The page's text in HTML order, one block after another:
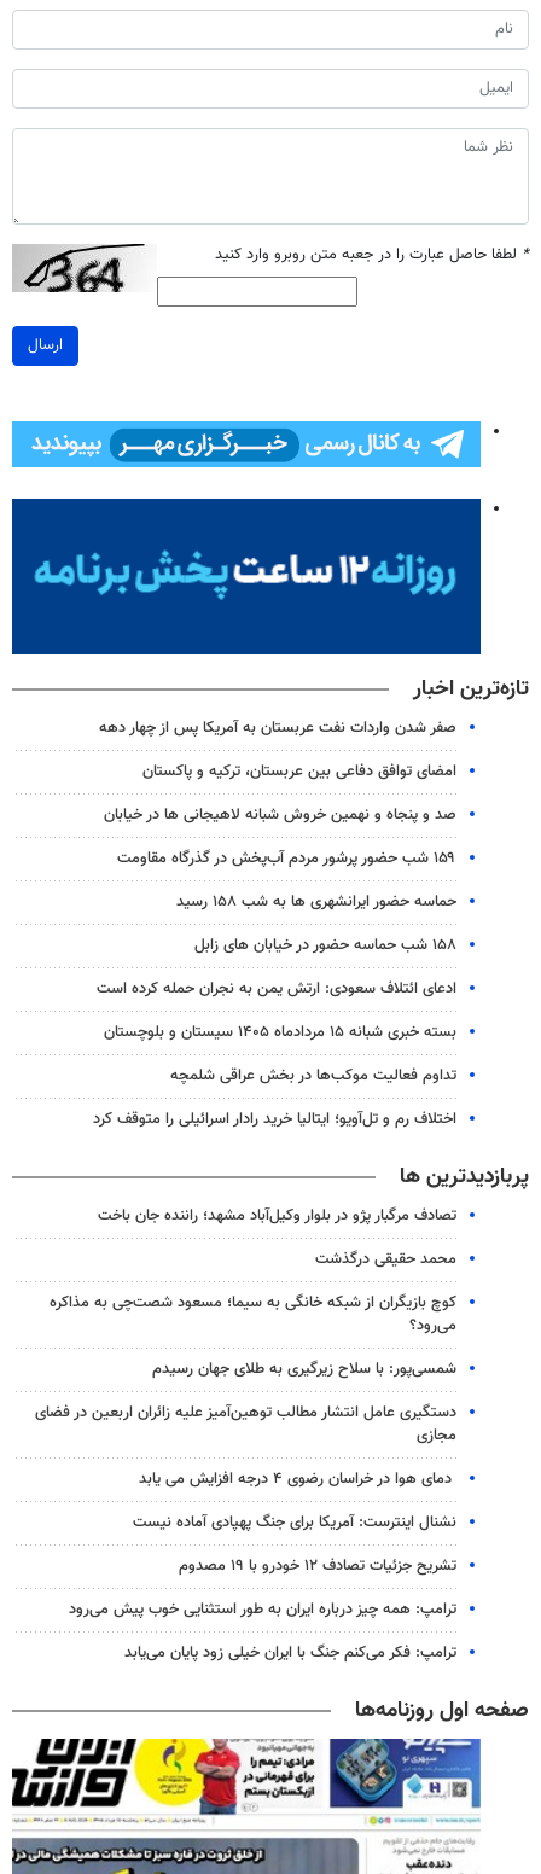
* لطفا حاصل عبارت را در جعبه متن روبرو وارد کنید
ارسال
تازه‌ترین اخبار
صفر شدن واردات نفت عربستان به آمریکا پس از چهار دهه
امضای توافق دفاعی بین عربستان، ترکیه و پاکستان
صد و پنجاه و نهمین خروش شبانه لاهیجانی ها در خیابان
۱۵۹ شب حضور پرشور مردم آب‌پخش در گذرگاه مقاومت
حماسه حضور ایرانشهری ها به شب ۱۵۸ رسید
۱۵۸ شب حماسه حضور در خیابان های زابل
ادعای ائتلاف سعودی: ارتش یمن به نجران حمله کرده است
بسته خبری شبانه ۱۵ مردادماه ۱۴۰۵ سیستان و بلوچستان
تداوم فعالیت موکب‌ها در بخش عراقی شلمچه
اختلاف رم و تل‌آویو؛ ایتالیا خرید رادار اسرائیلی را متوقف کرد
پربازدیدترین ها
تصادف مرگبار پژو در بلوار وکیل‌آباد مشهد؛ راننده جان باخت
محمد حقیقی درگذشت
کوچ بازیگران از شبکه خانگی به سیما؛ مسعود شصت‌چی به مذاکره
می‌رود؟
شمسی‌پور: با سلاح زیرگیری به طلای جهان رسیدم
دستگیری عامل انتشار مطالب توهین‌آمیز علیه زائران اربعین در فضای
مجازی
دمای هوا در خراسان رضوی ۴ درجه افزایش می یابد
نشنال اینترست: آمریکا برای جنگ پهپادی آماده نیست
تشریح جزئیات تصادف ۱۲ خودرو با ۱۹ مصدوم
ترامپ: همه چیز درباره ایران به طور استثنایی خوب پیش می‌رود
ترامپ: فکر می‌کنم جنگ با ایران خیلی زود پایان می‌یابد
صفحه اول روزنامه‌ها